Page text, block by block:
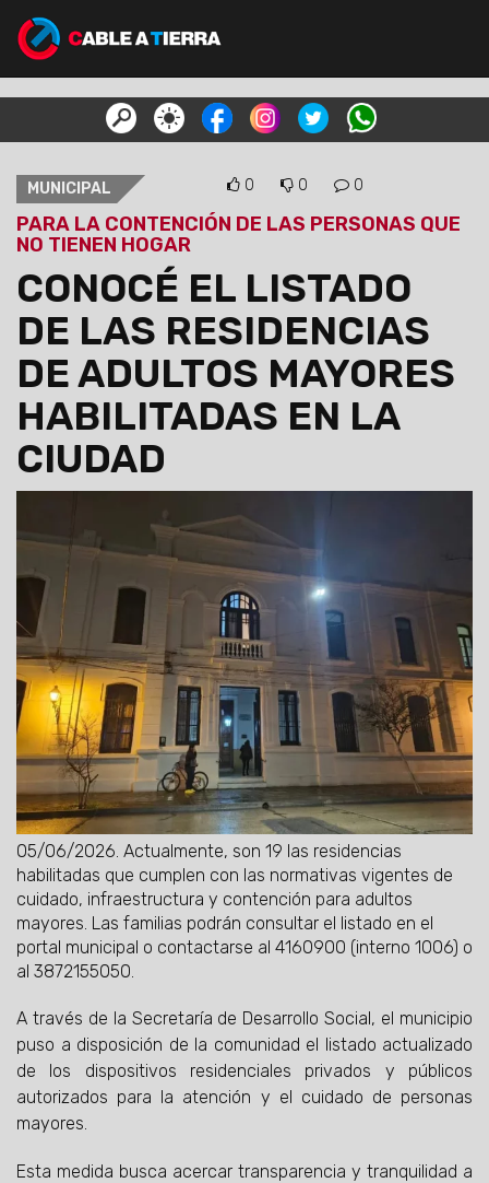
MUNICIPAL 0 0 0
PARA LA CONTENCIÓN DE LAS PERSONAS QUE
NO TIENEN HOGAR
CONOCÉ EL LISTADO
DE LAS RESIDENCIAS
DE ADULTOS MAYORES
HABILITADAS EN LA
CIUDAD
05/06/2026. Actualmente, son 19 las residencias
habilitadas que cumplen con las normativas vigentes de
cuidado, infraestructura y contención para adultos
mayores. Las familias podrán consultar el listado en el
portal municipal o contactarse al 4160900 (interno 1006) o
al 3872155050.
A través de la Secretaría de Desarrollo Social, el municipio
puso a disposición de la comunidad el listado actualizado
de los dispositivos residenciales privados y públicos
autorizados para la atención y el cuidado de personas
mayores.
Esta medida busca acercar transparencia y tranquilidad a